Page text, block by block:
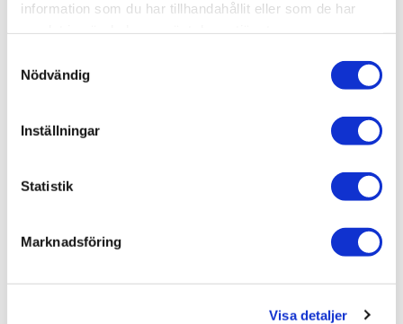
information som du har tillhandahållit eller som de har
Nödvändig
Inställningar
Statistik
Marknadsföring
Visa detaljer
Hem & inredning / Belysning / Lampor /
Taklampor
Hem & inredning /
Liknande produkter